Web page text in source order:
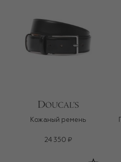
Кожаный ремень
24 350 ₽